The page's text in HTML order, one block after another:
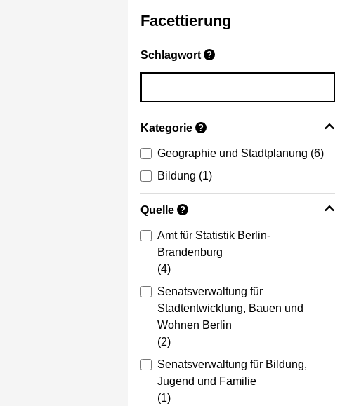
Facettierung
Schlagwort ?
Kategorie ?
Geographie und Stadtplanung (6)
Bildung (1)
Quelle ?
Amt für Statistik Berlin-
Brandenburg
(4)
Senatsverwaltung für
Stadtentwicklung, Bauen und
Wohnen Berlin
(2)
Senatsverwaltung für Bildung,
Jugend und Familie
(1)